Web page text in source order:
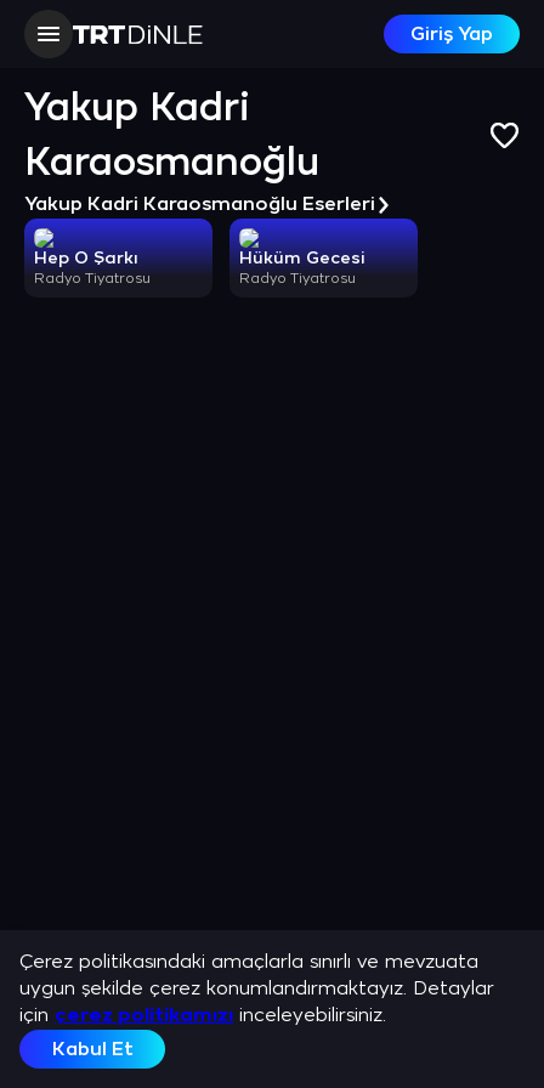
Giriş Yap
Yakup Kadri
Karaosmanoğlu
Yakup Kadri Karaosmanoğlu Eserleri
Hep O Şarkı
Radyo Tiyatrosu
Hüküm Gecesi
Radyo Tiyatrosu
Çerez politikasındaki amaçlarla sınırlı ve mevzuata
uygun şekilde çerez konumlandırmaktayız. Detaylar
için çerez politikamızı inceleyebilirsiniz.
Kabul Et